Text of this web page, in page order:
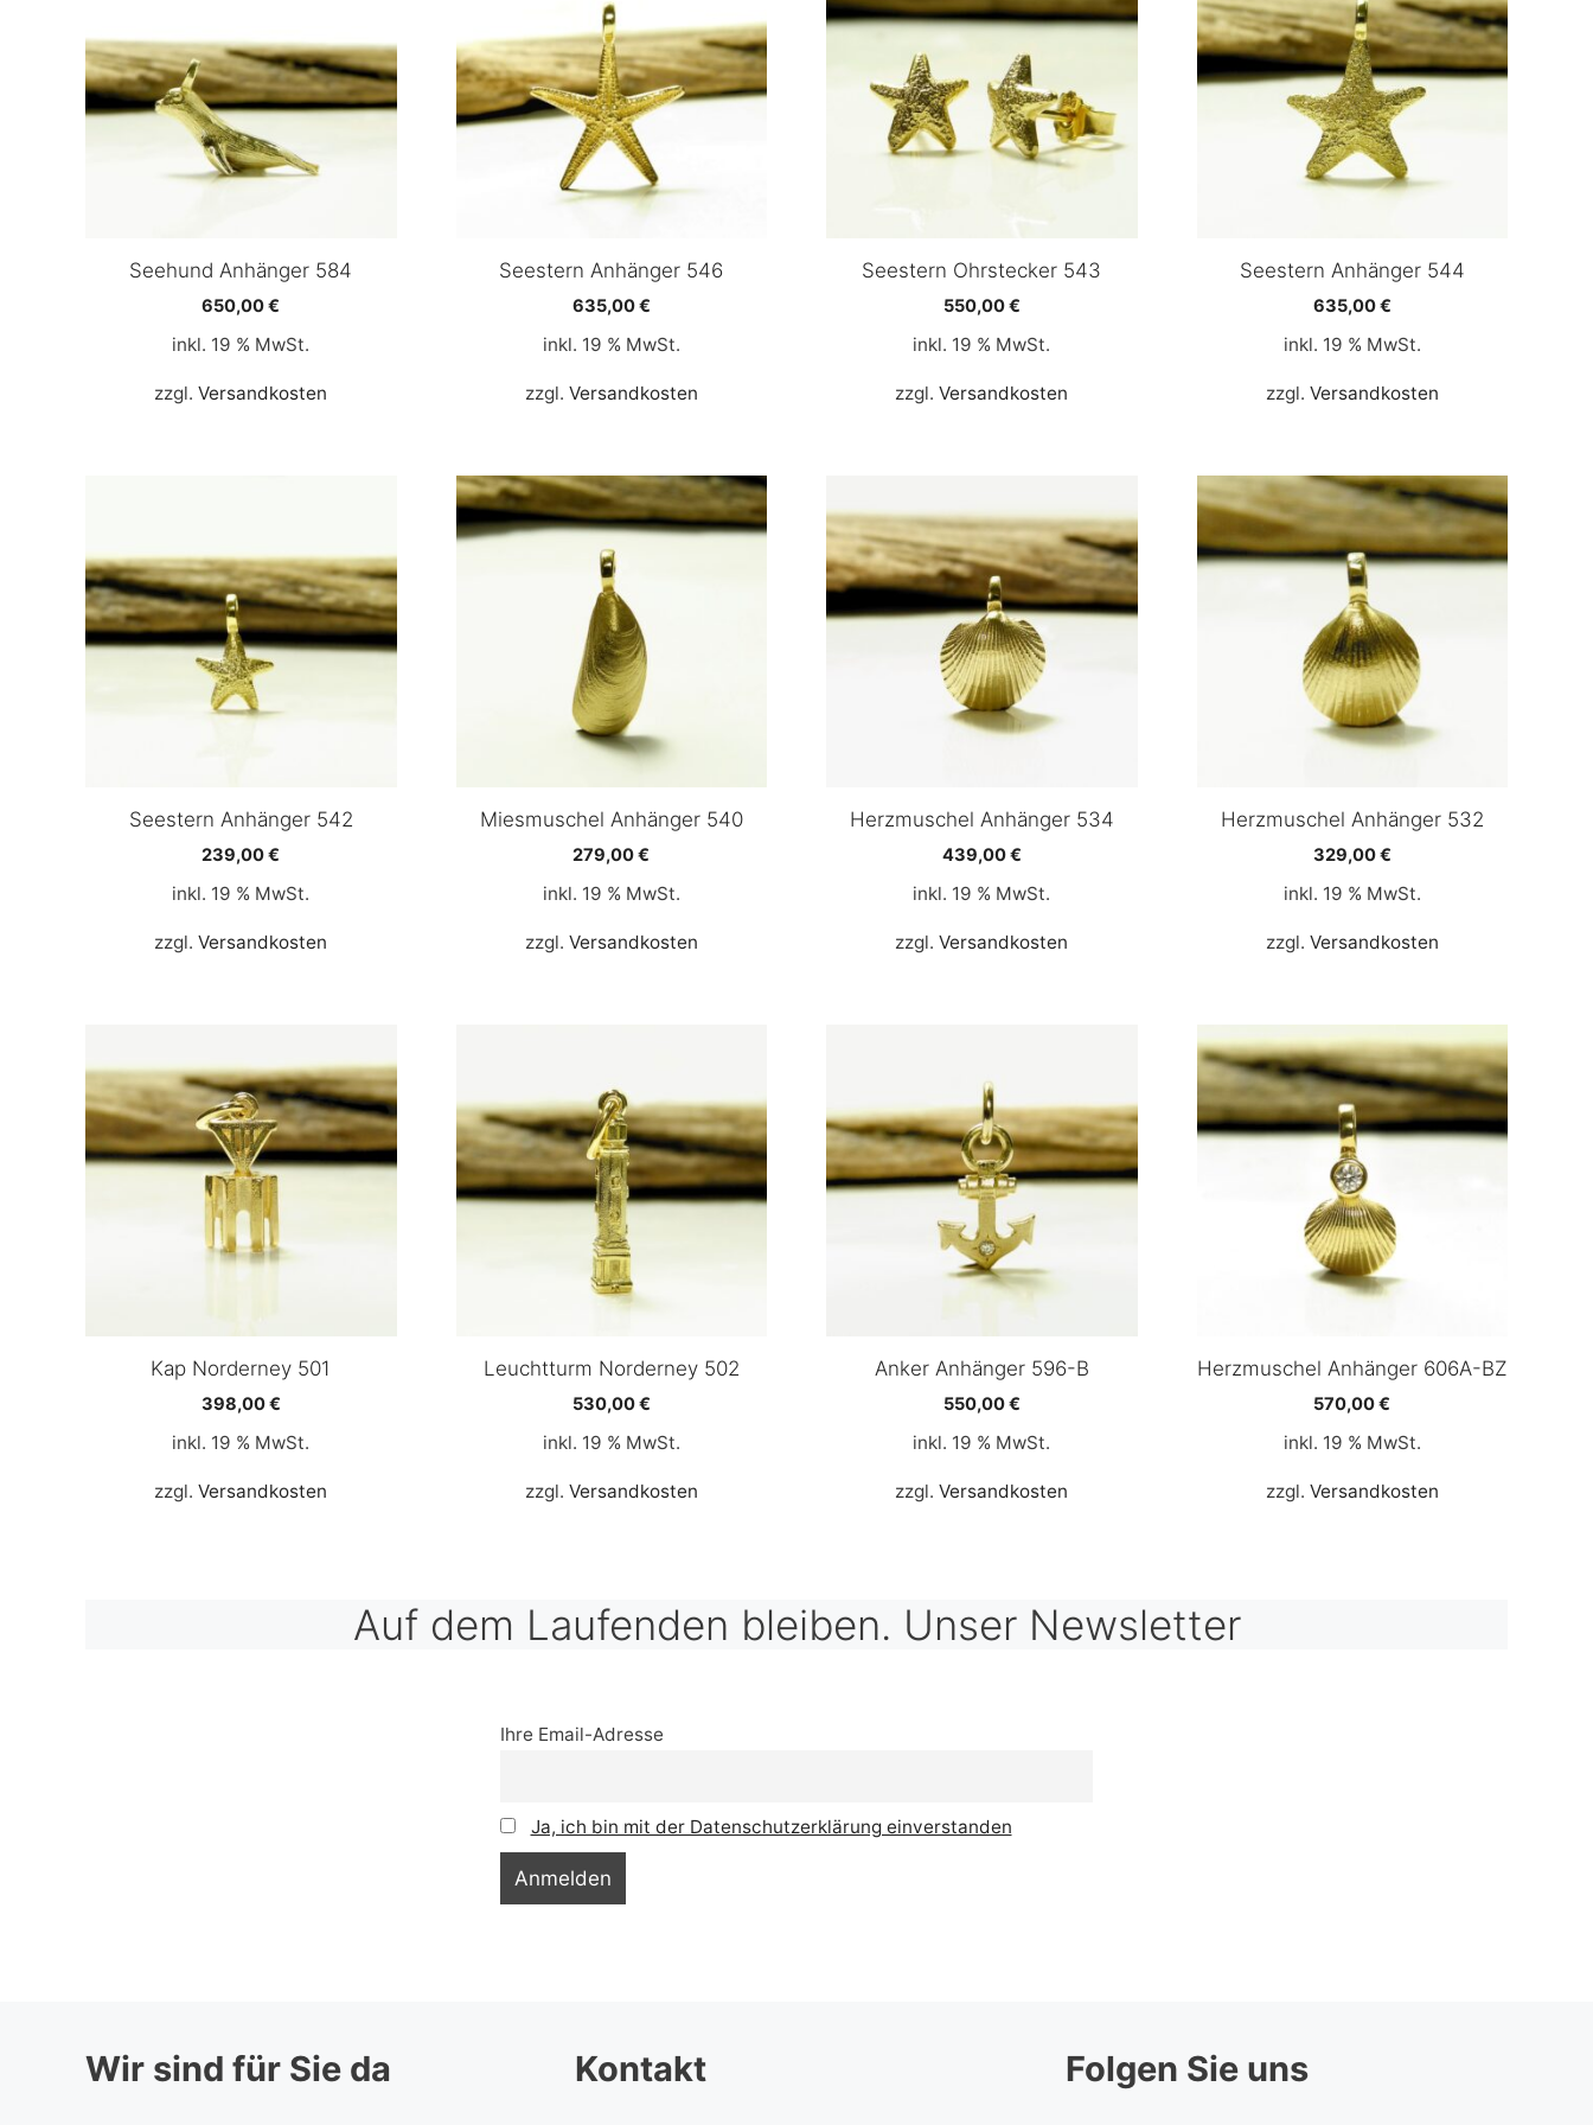
Seehund Anhänger 584
650,00€
inkl. 19 % MwSt.
zzgl.Versandkosten
Seestern Anhänger 546
635,00€
inkl. 19 % MwSt.
zzgl. Versandkosten
Seestern Ohrstecker 543
550,00€
inkl. 19 % MwSt.
zzgl.Versandkosten
Seestern Anhänger 544
635,00€
inkl. 19 % MwSt.
zzgl. Versandkosten
Seestern Anhänger 542
239,00€
inkl. 19 % MwSt.
zzgl.Versandkosten
Miesmuschel Anhänger 540
279,00€
inkl. 19 % MwSt.
zzgl. Versandkosten
Herzmuschel Anhänger 534
439,00€
inkl. 19 % MwSt.
zzgl.Versandkosten
Herzmuschel Anhänger 532
329,00€
inkl. 19 % MwSt.
zzgl. Versandkosten
Kap Norderney 501
398,00€
inkl. 19 % MwSt.
zzgl.Versandkosten
Leuchtturm Norderney 502
530,00€
inkl. 19 % MwSt.
zzgl. Versandkosten
Anker Anhänger 596-B
550,00€
inkl. 19 % MwSt.
zzgl.Versandkosten
Herzmuschel Anhänger 606A-BZ
570,00€
inkl. 19 % MwSt.
zzgl. Versandkosten
Auf dem Laufenden bleiben. Unser Newsletter
Ihre Email-Adresse
Ja, ich bin mit der Datenschutzerklärung einverstanden
Wir sind für Sie da Kontakt Folgen Sie uns